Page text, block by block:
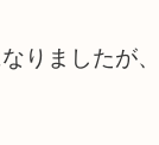
りましたが、